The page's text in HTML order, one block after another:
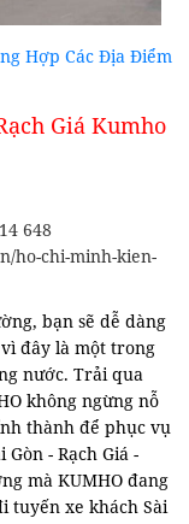
Hợp Các Địa Điểm
Giá Kumho
648
ho-chi-minh-kien-
bạn sẽ dễ dàng
đây là một trong
nước. Trải qua
không ngừng nỗ
thành để phục vụ
- Rạch Giá -
mà KUMHO đang
tuyến xe khách Sài